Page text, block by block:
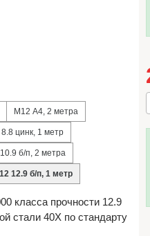
М12 А4, 2 метра
цинк, 1 метр
б/п, 2 метра
12.9 б/п, 1 метр
класса прочности 12.9
стали 40Х по стандарту